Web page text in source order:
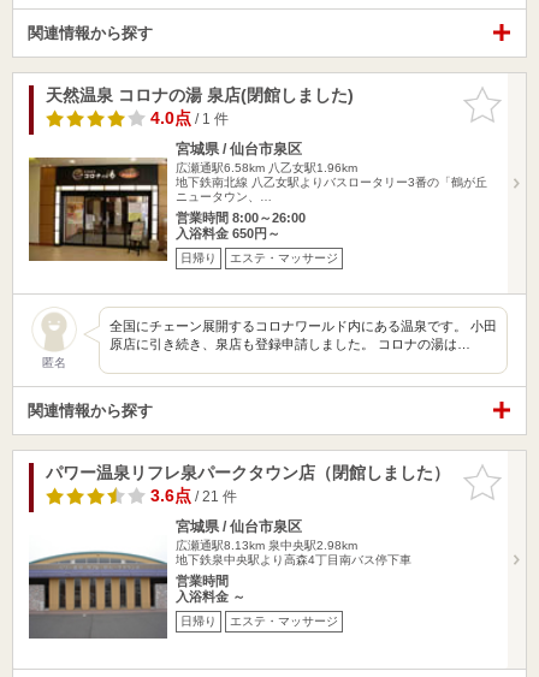
関連情報から探す
お気に入
りに追加
天然温泉 コロナの湯 泉店(閉館しました)
4.0点/ 1 件
宮城県 / 仙台市泉区
広瀬通駅6.58km 八乙女駅1.96km
地下鉄南北線 八乙女駅よりバスロータリー3番の「鶴が丘
ニュータウン、…
営業時間 8:00～26:00
入浴料金 650円～
日帰り エステ・マッサージ
匿名
全国にチェーン展開するコロナワールド内にある温泉です。 小田
原店に引き続き、泉店も登録申請しました。 コロナの湯は…
関連情報から探す
お気に入
りに追加
パワー温泉リフレ泉パークタウン店（閉館しました）
3.6点/ 21 件
宮城県 / 仙台市泉区
広瀬通駅8.13km 泉中央駅2.98km
地下鉄泉中央駅より高森4丁目南バス停下車
営業時間
入浴料金 ～
日帰り エステ・マッサージ